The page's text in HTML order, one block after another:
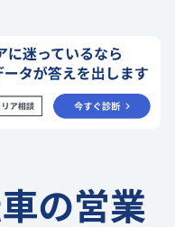
の営業